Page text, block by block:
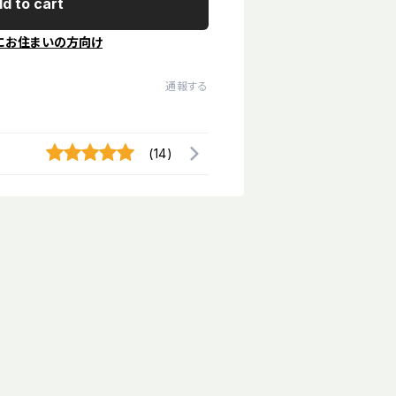
to cart
お住まいの方向け
通報する
(14)